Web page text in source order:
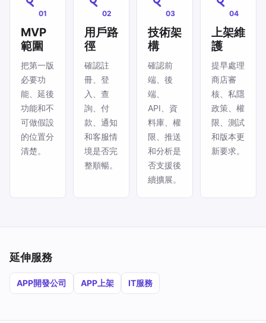
01
MVP
範圍
把第一版
必要功
能、延後
功能和不
可做假設
的位置分
清楚。
02
用戶路
徑
確認註
冊、登
入、查
詢、付
款、通知
和客服情
境是否完
整順暢。
03
技術架
構
確認前
端、後
端、
API、資
料庫、權
限、推送
和分析是
否支援後
續擴展。
04
上架維
護
提早處理
商店審
核、私隱
政策、權
限、測試
和版本更
新要求。
延伸服務
APP開發公司 APP上架 IT服務